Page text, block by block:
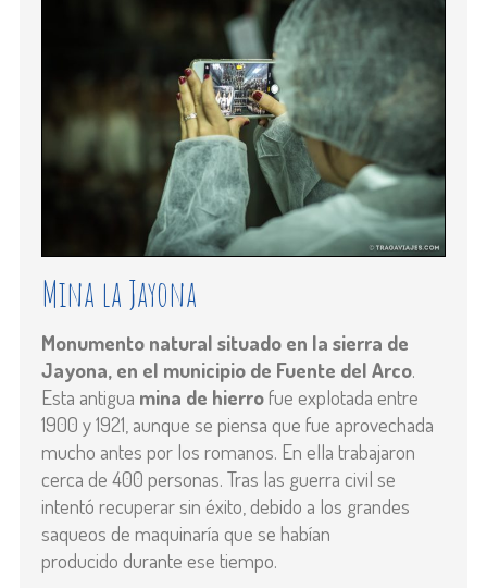
Mina la Jayona
Monumento natural situado en la sierra de
Jayona, en el municipio de Fuente del Arco.
Esta antigua mina de hierrofue explotada entre
1900 y 1921, aunque se piensa que fue aprovechada
mucho antes por los romanos. En ella trabajaron
cerca de 400 personas. Tras las guerra civil se
intentó recuperar sin éxito, debido a los grandes
saqueos de maquinaría que se habían
producido durante ese tiempo.